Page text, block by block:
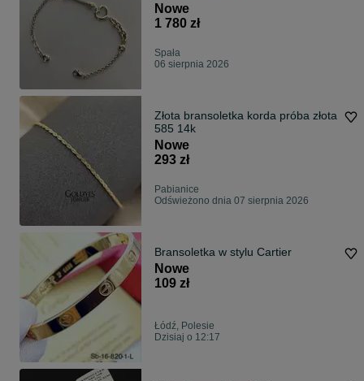
Nowe
1 780 zł
Spała
06 sierpnia 2026
Złota bransoletka korda próba złota
585 14k
Nowe
293 zł
Pabianice
Odświeżono dnia 07 sierpnia 2026
Bransoletka w stylu Cartier
Nowe
109 zł
Łódź, Polesie
Dzisiaj o 12:17